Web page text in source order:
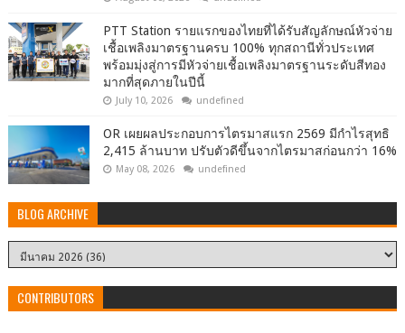
PTT Station รายแรกของไทยที่ได้รับสัญลักษณ์หัวจ่าย
เชื้อเพลิงมาตรฐานครบ 100% ทุกสถานีทั่วประเทศ
พร้อมมุ่งสู่การมีหัวจ่ายเชื้อเพลิงมาตรฐานระดับสีทอง
มากที่สุดภายในปีนี้
July 10, 2026 undefined
OR เผยผลประกอบการไตรมาสแรก 2569 มีกำไรสุทธิ
2,415 ล้านบาท ปรับตัวดีขึ้นจากไตรมาสก่อนกว่า 16%
May 08, 2026 undefined
BLOG ARCHIVE
CONTRIBUTORS